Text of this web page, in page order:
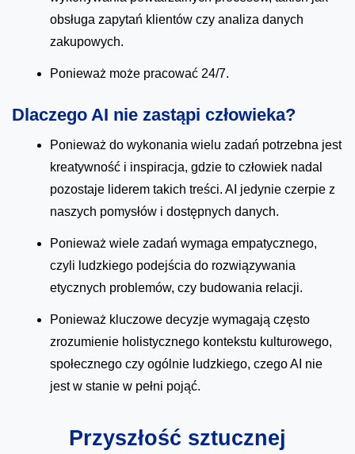
obsługa zapytań klientów czy analiza danych
zakupowych.
Ponieważ może pracować 24/7.
Dlaczego AI nie zastąpi człowieka?
Ponieważ do wykonania wielu zadań potrzebna jest
kreatywność i inspiracja, gdzie to człowiek nadal
pozostaje liderem takich treści. AI jedynie czerpie z
naszych pomysłów i dostępnych danych.
Ponieważ wiele zadań wymaga empatycznego,
czyli ludzkiego podejścia do rozwiązywania
etycznych problemów, czy budowania relacji.
Ponieważ kluczowe decyzje wymagają często
zrozumienie holistycznego kontekstu kulturowego,
społecznego czy ogólnie ludzkiego, czego AI nie
jest w stanie w pełni pojąć.
Przyszłość sztucznej